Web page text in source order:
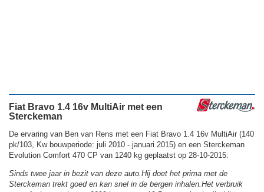
Fiat Bravo 1.4 16v MultiAir met een
Sterckeman
De ervaring van Ben van Rens met een Fiat Bravo 1.4 16v MultiAir (140
pk/103, Kw bouwperiode: juli 2010 - januari 2015) en een Sterckeman
Evolution Comfort 470 CP van 1240 kg geplaatst op 28-10-2015:
Sinds twee jaar in bezit van deze auto.Hij doet het prima met de
Sterckeman trekt goed en kan snel in de bergen inhalen.Het verbruik